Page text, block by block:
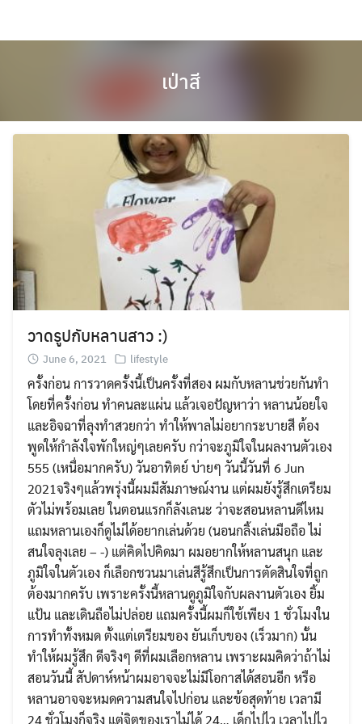
Search
for:
เป่าสี
วาดรูปกับหลานสาว :)
June 6, 2021 lifestyle
ครั้งก่อน การวาดครั้งนี้เป็นครั้งที่สอง ผมกับหลานช่วยกันทำ
โดยที่ครั้งก่อน ทำคนละแผ่น แล้วเจอปัญหาว่า หลานน้อยใจ
และอิจฉาที่ลุงทำสวยกว่า ทำให้พาลไม่อยากระบายสี ต้อง
พูดให้กำลังใจพักใหญ่ๆเลยครับ กว่าจะภูมิใจในผลงานตัวเอง
555 (เหนื่อมากครับ) วันอาทิตย์ บ่ายๆ วันนี้วันที่ 6 Jun
2021จริงๆแล้วพรุ่งนี้ผมมีสัมภาษณ์งาน แต่ผมยังรู้สึกเตรียม
ตัวไม่พร้อมเลย ในตอนแรกก็ลังเลนะ ว่าจะสอนหลานดีไหม
แถมหลานเองก็ดูไม่ได้อยากเล่นด้วย (นอนกลิ้งเล่นมือถือ ไม่
สนใจลุงเลย – -) แต่คิดไปคิดมา ผมอยากให้หลานสนุก และ
ภูมิใจในตัวเอง ก็เลือกชวนมาเล่นสีรู้สึกเป็นการตัดสินใจที่ถูก
ต้องมากครับ เพราะครั้งนี้หลานดูภูมิใจกับผลงานตัวเอง ยิ้ม
แป้น และเดินถือไม่ปล่อย แถมครั้งนี้ผมก็ใช้เพียง 1 ชั่วโมงใน
การทำทั้งหมด ตั้งแต่เตรียมของ ยันเก็บของ (เร็วมาก) นั้น
ทำให้ผมรู้สึก ดีจริงๆ ดีที่ผมเลือกหลาน เพราะผมคิดว่าถ้าไม่
สอนวันนี้ สัปดาห์หน้าผมอาจจะไม่มีโอกาสได้สอนอีก หรือ
หลานอาจจะหมดความสนใจไปก่อน และข้อสุดท้าย เวลามี
24 ชั่วโมงก็จริง แต่จิตของเราไม่ได้ 24… เด็กไปไว เวลาไปไว